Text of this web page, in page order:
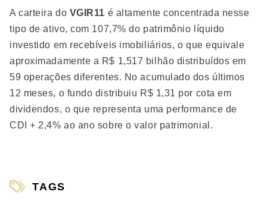
A carteira do VGIR11 é altamente concentrada nesse
tipo de ativo, com 107,7% do patrimônio líquido
investido em recebíveis imobiliários, o que equivale
aproximadamente a R$ 1,517 bilhão distribuídos em
59 operações diferentes. No acumulado dos últimos
12 meses, o fundo distribuiu R$ 1,31 por cota em
dividendos, o que representa uma performance de
CDI + 2,4% ao ano sobre o valor patrimonial.
TAGS